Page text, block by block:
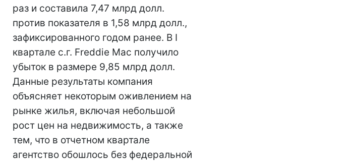
раз и составила 7,47 млрд долл.
против показателя в 1,58 млрд долл.,
зафиксированного годом ранее. В I
квартале с.г. Freddie Mac получило
убыток в размере 9,85 млрд долл.
Данные результаты компания
объясняет некоторым оживлением на
рынке жилья, включая небольшой
рост цен на недвижимость, а также
тем, что в отчетном квартале
агентство обошлось без федеральной